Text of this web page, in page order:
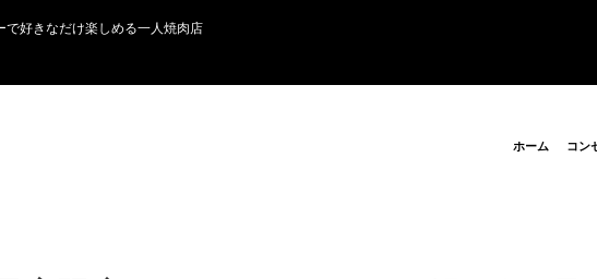
好きなだけ楽しめる一人焼肉店
ホーム コン